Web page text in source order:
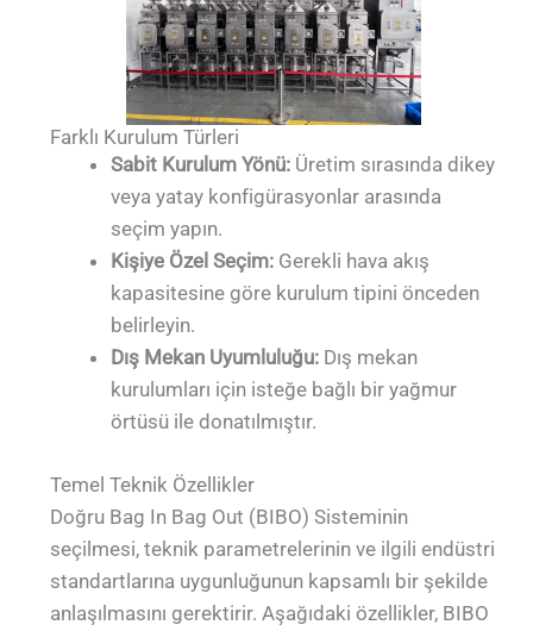
Farklı Kurulum Türleri
Sabit Kurulum Yönü: Üretim sırasında dikey
veya yatay konfigürasyonlar arasında
seçim yapın.
Kişiye Özel Seçim: Gerekli hava akış
kapasitesine göre kurulum tipini önceden
belirleyin.
Dış Mekan Uyumluluğu: Dış mekan
kurulumları için isteğe bağlı bir yağmur
örtüsü ile donatılmıştır.
Temel Teknik Özellikler
Doğru Bag In Bag Out (BIBO) Sisteminin
seçilmesi, teknik parametrelerinin ve ilgili endüstri
standartlarına uygunluğunun kapsamlı bir şekilde
anlaşılmasını gerektirir. Aşağıdaki özellikler, BIBO